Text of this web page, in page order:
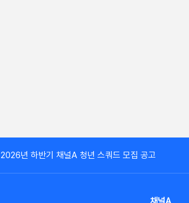
2026년 하반기 채널A 청년 스쿼드 모집 공고